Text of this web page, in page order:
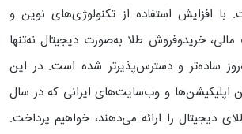
با افزایش استفاده از تکنولوژی‌های نوین و
خریدوفروش طلا به‌صورت دیجیتال نه‌تنها
ساده‌تر و دسترس‌پذیرتر شده است. در این
اپلیکیشن‌ها و وب‌سایت‌های ایرانی که در سال
طلای دیجیتال را ارائه می‌دهند، خواهیم پرداخت.